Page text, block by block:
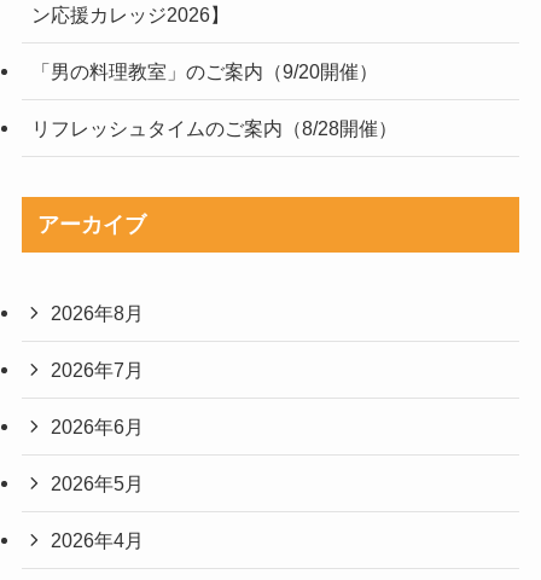
ン応援カレッジ2026】
「男の料理教室」のご案内（9/20開催）
リフレッシュタイムのご案内（8/28開催）
アーカイブ
2026年8月
2026年7月
2026年6月
2026年5月
2026年4月